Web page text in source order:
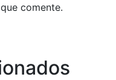
comente.